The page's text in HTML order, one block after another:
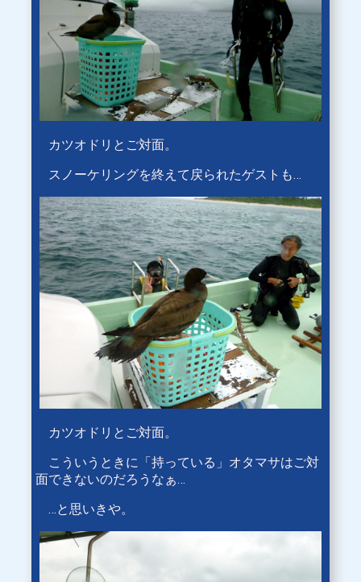
カツオドリとご対面。
スノーケリングを終えて戻られたゲストも…
カツオドリとご対面。
こういうときに「持っている」オタマサはご対
面できないのだろうなぁ…
…と思いきや。